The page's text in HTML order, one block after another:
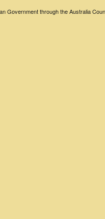
Government through the Australia